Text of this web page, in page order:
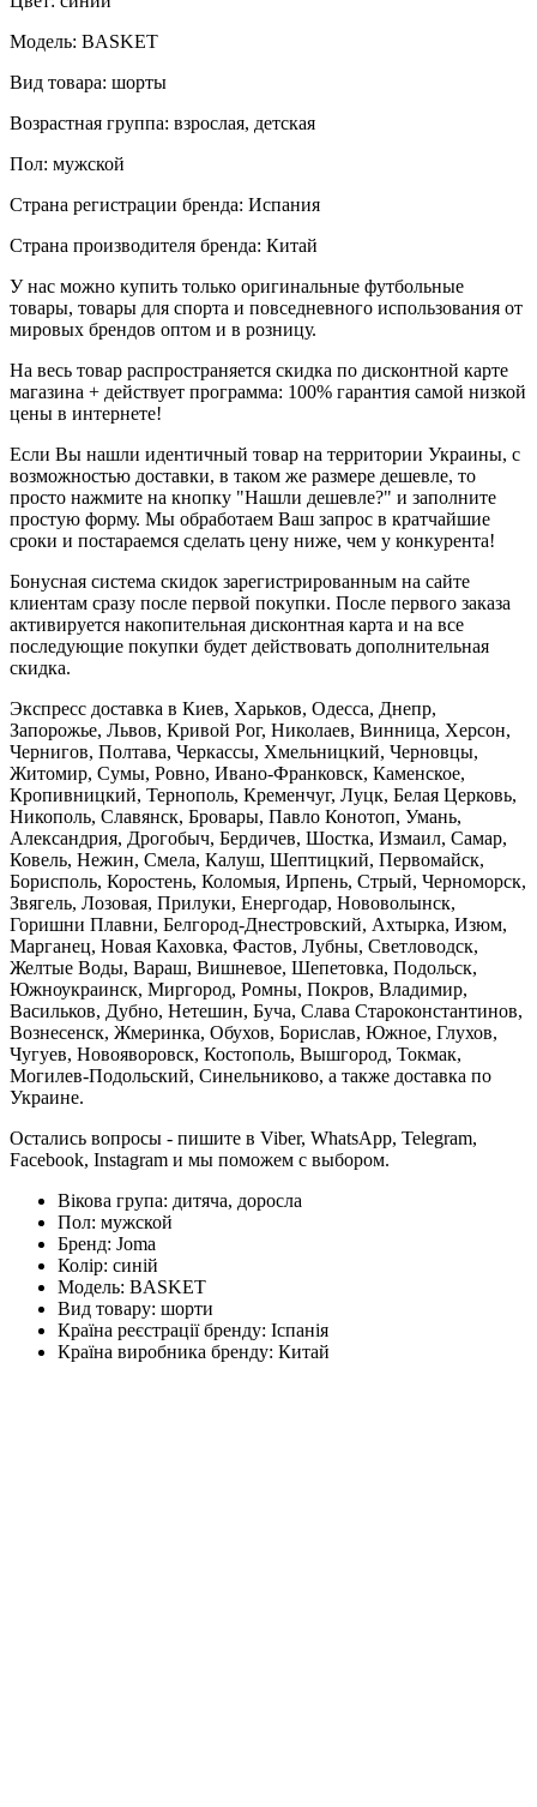
Модель: BASKET
Вид товара: шорты
Возрастная группа: взрослая, детская
Пол: мужской
Страна регистрации бренда: Испания
Страна производителя бренда: Китай
У нас можно купить только оригинальные футбольные
товары, товары для спорта и повседневного использования от
мировых брендов оптом и в розницу.
На весь товар распространяется скидка по дисконтной карте
магазина + действует программа: 100% гарантия самой низкой
цены в интернете!
Если Вы нашли идентичный товар на территории Украины, с
возможностью доставки, в таком же размере дешевле, то
просто нажмите на кнопку "Нашли дешевле?" и заполните
простую форму. Мы обработаем Ваш запрос в кратчайшие
сроки и постараемся сделать цену ниже, чем у конкурента!
Бонусная система скидок зарегистрированным на сайте
клиентам сразу после первой покупки. После первого заказа
активируется накопительная дисконтная карта и на все
последующие покупки будет действовать дополнительная
скидка.
Экспресс доставка в Киев, Харьков, Одесса, Днепр,
Запорожье, Львов, Кривой Рог, Николаев, Винница, Херсон,
Чернигов, Полтава, Черкассы, Хмельницкий, Черновцы,
Житомир, Сумы, Ровно, Ивано-Франковск, Каменское,
Кропивницкий, Тернополь, Кременчуг, Луцк, Белая Церковь,
Никополь, Славянск, Бровары, Павло Конотоп, Умань,
Александрия, Дрогобыч, Бердичев, Шостка, Измаил, Самар,
Ковель, Нежин, Смела, Калуш, Шептицкий, Первомайск,
Борисполь, Коростень, Коломыя, Ирпень, Стрый, Черноморск,
Звягель, Лозовая, Прилуки, Енергодар, Нововолынск,
Горишни Плавни, Белгород-Днестровский, Ахтырка, Изюм,
Марганец, Новая Каховка, Фастов, Лубны, Светловодск,
Желтые Воды, Вараш, Вишневое, Шепетовка, Подольск,
Южноукраинск, Миргород, Ромны, Покров, Владимир,
Васильков, Дубно, Нетешин, Буча, Слава Староконстантинов,
Вознесенск, Жмеринка, Обухов, Борислав, Южное, Глухов,
Чугуев, Новояворовск, Костополь, Вышгород, Токмак,
Могилев-Подольский, Синельниково, а также доставка по
Украине.
Остались вопросы - пишите в Viber, WhatsApp, Telegram,
Facebook, Instagram и мы поможем с выбором.
Вікова група: дитяча, доросла
Пол: мужской
Бренд: Joma
Колір: синій
Модель: BASKET
Вид товару: шорти
Країна реєстрації бренду: Іспанія
Країна виробника бренду: Китай